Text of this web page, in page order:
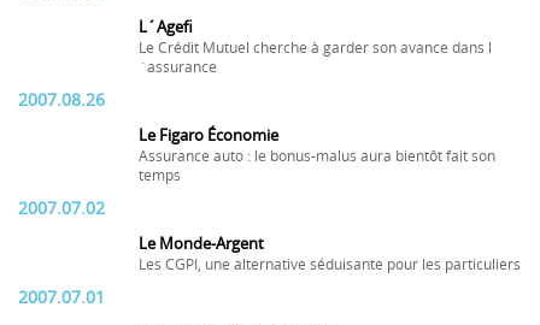
L´Agefi
Le Crédit Mutuel cherche à garder son avance dans l
´assurance
2007.08.26
Le Figaro Économie
Assurance auto : le bonus-malus aura bientôt fait son
temps
2007.07.02
Le Monde-Argent
Les CGPI, une alternative séduisante pour les particuliers
2007.07.01